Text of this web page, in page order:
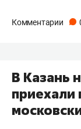
Комментарии
В Казань
приехали